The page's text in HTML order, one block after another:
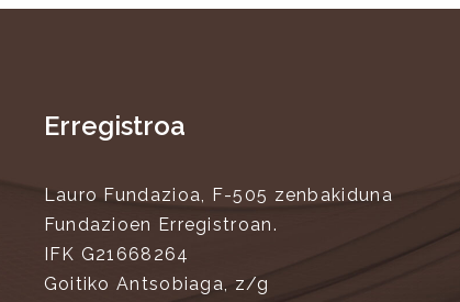
Erregistroa
Lauro Fundazioa, F-505 zenbakiduna
Fundazioen Erregistroan.
IFK G21668264
Goitiko Antsobiaga, z/g